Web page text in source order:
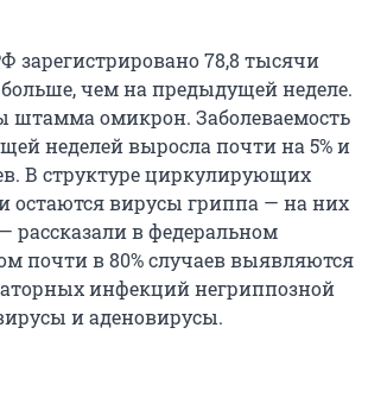
зарегистрировано 78,8 тысячи
больше, чем на предыдущей неделе.
штамма омикрон. Заболеваемость
неделей выросла почти на 5% и
В структуре циркулирующих
вирусы гриппа — на них
рассказали в федеральном
почти в 80% случаев выявляются
инфекций негриппозной
и аденовирусы.